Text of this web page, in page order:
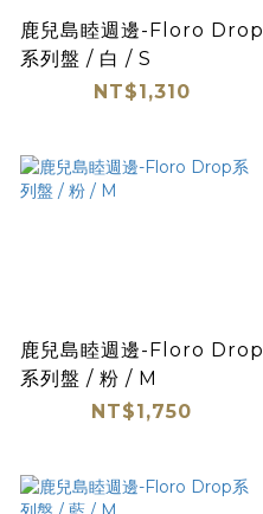
鹿兒島睦週邊-Floro Drop
系列盤 / 白 / S
NT$1,310
鹿兒島睦週邊-Floro Drop
系列盤 / 粉 / M
NT$1,750